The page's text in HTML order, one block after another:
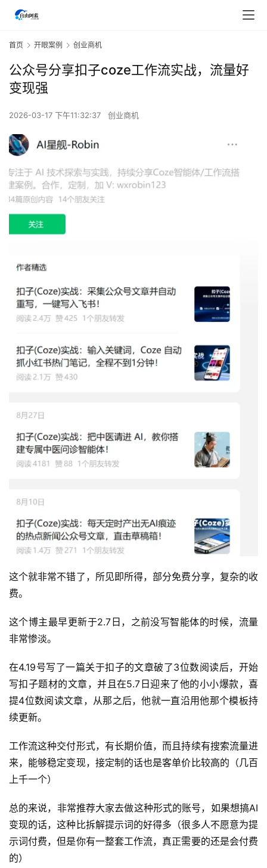
页
业
快
开
眼
案
例
避
坑
指
运
营
百
登录 注册
首页 开眼案例 创业商机
公众号分享扣子coze工作流实战，流量好
变现强
2026-03-17 下午11:32:37 创业商机
这个就非常不错了，所见即所得，部分免费分享，复杂的收
费。
这个博主最早更新于2.7日，之前没写智能体的时候，流量
非常惨淡。
在4.19号写了一篇关于扣子的文章破了3位数阅读后，开始
写扣子题材的文章，并且在5.7日迎来了他的小小爆款，喜
提4位数阅读文章，从那之后，他就一直沿用他那个模板持
续更新。
工作流这种交付形式，有长期价值，而且持续有搜索流量进
来，能够稳定变现，接定制的话也是客单价比较高的（几百
上千一个）
总的来说，非常推荐大家去做这种形式的账号，如果想搞AI
变现的话，这种比拆解提示词的好得多（很多人不愿意为提
示词付费，但是你有一整套工作流，真正需要的还是会付费
的）